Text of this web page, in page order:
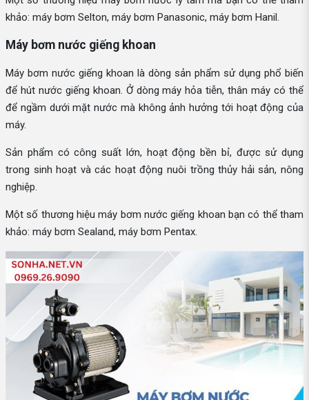
khảo: máy bơm Selton, máy bơm Panasonic, máy bơm Hanil.
Máy bơm nước giếng khoan
Máy bơm nước giếng khoan là dòng sản phẩm sử dụng phổ biến
để hút nước giếng khoan. Ở dòng máy hỏa tiễn, thân máy có thể
để ngầm dưới mặt nước mà không ảnh hưởng tới hoạt động của
máy.
Sản phẩm có công suất lớn, hoạt động bền bỉ, được sử dụng
trong sinh hoạt và các hoạt động nuôi trồng thủy hải sản, nông
nghiệp.
Một số thương hiệu máy bơm nước giếng khoan bạn có thể tham
khảo: máy bơm Sealand, máy bơm Pentax.